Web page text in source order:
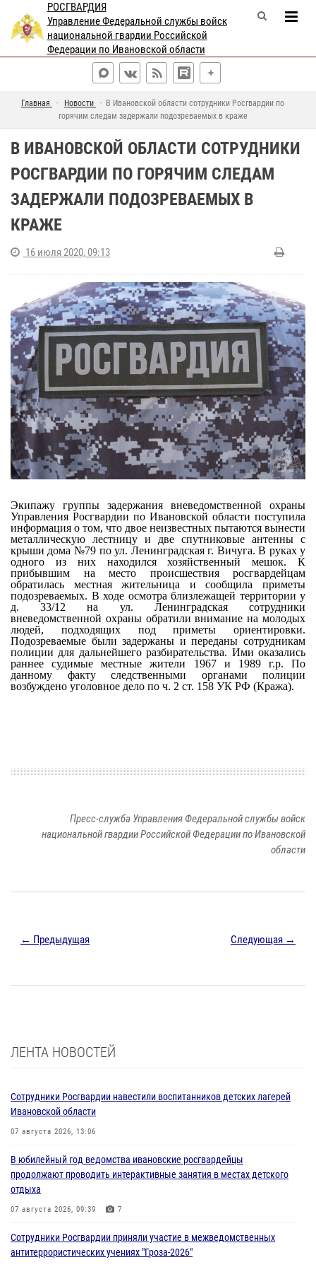
РОСГВАРДИЯ
Управление Федеральной службы войск
национальной гвардии Российской
Федерации по Ивановской области
Главная Новости
В Ивановской области сотрудники Росгвардии по
горячим следам задержали подозреваемых в краже
В ИВАНОВСКОЙ ОБЛАСТИ СОТРУДНИКИ
РОСГВАРДИИ ПО ГОРЯЧИМ СЛЕДАМ
ЗАДЕРЖАЛИ ПОДОЗРЕВАЕМЫХ В
КРАЖЕ
16 июля 2020, 09:13
Экипажу группы задержания вневедомственной охраны
Управления Росгвардии по Ивановской области поступила
информация о том, что двое неизвестных пытаются вынести
металлическую лестницу и две спутниковые антенны с
крыши дома №79 по ул. Ленинградская г. Вичуга. В руках у
одного из них находился хозяйственный мешок. К
прибывшим на место происшествия росгвардейцам
обратилась местная жительница и сообщила приметы
подозреваемых. В ходе осмотра близлежащей территории у
д. 33/12 на ул. Ленинградская сотрудники
вневедомственной охраны обратили внимание на молодых
людей, подходящих под приметы ориентировки.
Подозреваемые были задержаны и переданы сотрудникам
полиции для дальнейшего разбирательства. Ими оказались
раннее судимые местные жители 1967 и 1989 г.р. По
данному факту следственными органами полиции
возбуждено уголовное дело по ч. 2 ст. 158 УК РФ (Кража).
Пресс-служба Управления Федеральной службы войск
национальной гвардии Российской Федерации по Ивановской
области
← Предыдущая Следующая →
ЛЕНТА НОВОСТЕЙ
Сотрудники Росгвардии навестили воспитанников детских лагерей
Ивановской области
07 августа 2026, 13:06
В юбилейный год ведомства ивановские росгвардейцы
продолжают проводить интерактивные занятия в местах детского
отдыха
07 августа 2026, 09:39 7
Сотрудники Росгвардии приняли участие в межведомственных
антитеррористических учениях "Гроза-2026"